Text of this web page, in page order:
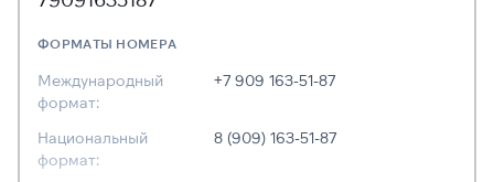
ФОРМАТЫ НОМЕРА
Международный
формат:
+7 909 163-51-87
Национальный
формат:
8 (909) 163-51-87